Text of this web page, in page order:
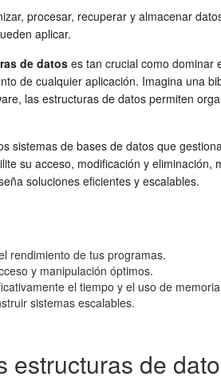
procesar, recuperar y almacenar
aplicar.
de datoses tan crucial como dominar
de cualquier aplicación. Imagina una
las estructuras de datos permiten
sistemas de bases de datos que
su acceso, modificación y
soluciones eficientes y escalables.
rendimiento de tus programas.
y manipulación óptimos.
el tiempo y el uso de
sistemas escalables.
de